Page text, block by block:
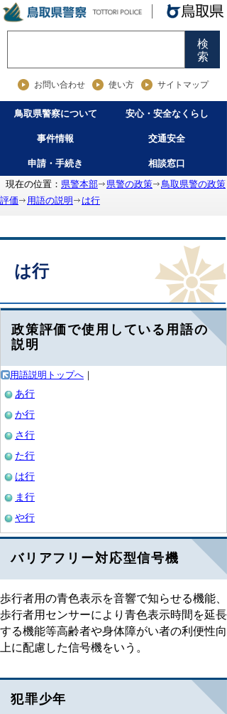
検
索
お問い合わせ 使い方 サイトマップ
鳥取県警察について 安心・安全なくらし
事件情報 交通安全
申請・手続き
相談窓口
現在の位置： 県警本部 県警の政策
鳥取県警の政策
評価
用語の説明 は行
は行
政策評価で使用している用語の
説明
用語説明トップへ ｜
あ行
か行
さ行
た行
は行
ま行
や行
バリアフリー対応型信号機
歩行者用の青色表示を音響で知らせる機能、
歩行者用センサーにより青色表示時間を延長
する機能等高齢者や身体障がい者の利便性向
上に配慮した信号機をいう。
犯罪少年